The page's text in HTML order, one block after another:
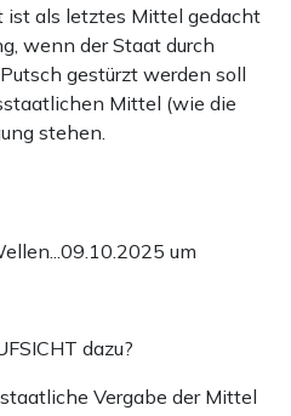
ist als letztes Mittel gedacht
wenn der Staat durch
gestürzt werden soll
Mittel (wie die
stehen.
09.10.2025 um
dazu?
Vergabe der Mittel